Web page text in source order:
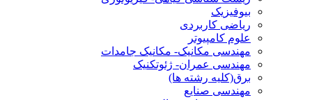
بیوفیزیک
ریاضی کاربردی
علوم کامپیوتر
مهندسی مکانیک- مکانیک جامدات
مهندسی عمران- ژئوتکنیک
برق(کلیه رشته ها)
مهندسی صنایع